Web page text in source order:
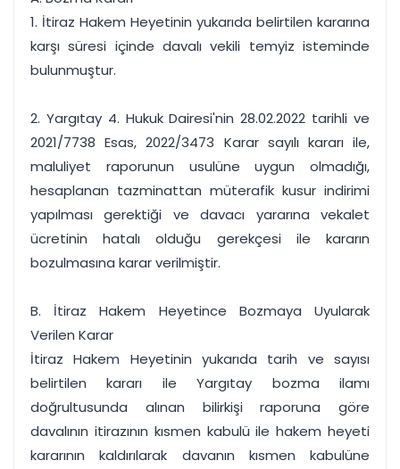
1. İtiraz Hakem Heyetinin yukarıda belirtilen kararına
karşı süresi içinde davalı vekili temyiz isteminde
bulunmuştur.
2. Yargıtay 4. Hukuk Dairesi'nin 28.02.2022 tarihli ve
2021/7738 Esas, 2022/3473 Karar sayılı kararı ile,
maluliyet raporunun usulüne uygun olmadığı,
hesaplanan tazminattan müterafik kusur indirimi
yapılması gerektiği ve davacı yararına vekalet
ücretinin hatalı olduğu gerekçesi ile kararın
bozulmasına karar verilmiştir.
B. İtiraz Hakem Heyetince Bozmaya Uyularak
Verilen Karar
İtiraz Hakem Heyetinin yukarıda tarih ve sayısı
belirtilen kararı ile Yargıtay bozma ilamı
doğrultusunda alınan bilirkişi raporuna göre
davalının itirazının kısmen kabulü ile hakem heyeti
kararının kaldırılarak davanın kısmen kabulüne